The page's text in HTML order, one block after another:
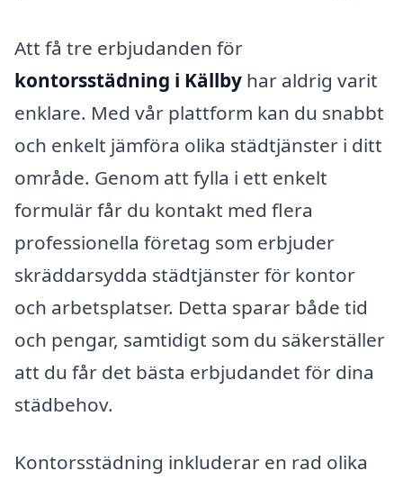
Att få tre erbjudanden för
kontorsstädning i Källby har aldrig varit
enklare. Med vår plattform kan du snabbt
och enkelt jämföra olika städtjänster i ditt
område. Genom att fylla i ett enkelt
formulär får du kontakt med flera
professionella företag som erbjuder
skräddarsydda städtjänster för kontor
och arbetsplatser. Detta sparar både tid
och pengar, samtidigt som du säkerställer
att du får det bästa erbjudandet för dina
städbehov.
Kontorsstädning inkluderar en rad olika